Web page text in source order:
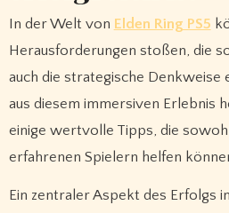
In der Welt von Elden Ring PS5
Herausforderungen stoßen, die
auch die strategische Denkweise
aus diesem immersiven Erlebnis
einige wertvolle Tipps, die
erfahrenen Spielern helfen
Ein zentraler Aspekt des Erfolgs